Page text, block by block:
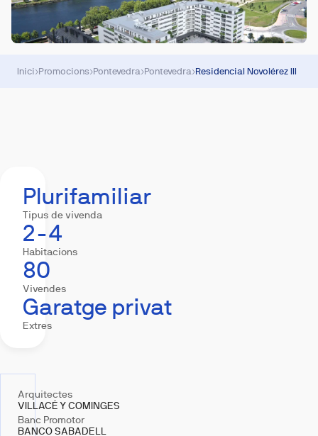
Inici›Promocions›Pontevedra›Pontevedra›Residencial Novolérez III
Plurifamiliar
Tipus de vivenda
2-4
Habitacions
80
Vivendes
Garatge privat
Extres
Arquitectes
VILLACÉ Y COMINGES
Banc Promotor
BANCO SABADELL